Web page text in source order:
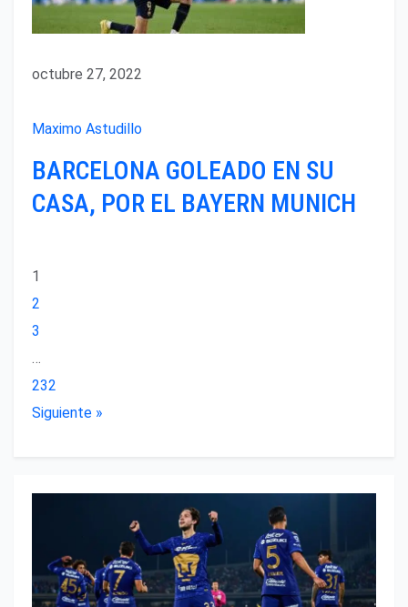
octubre 27, 2022
Maximo Astudillo
BARCELONA GOLEADO EN SU
CASA, POR EL BAYERN MUNICH
1
2
3
…
232
Siguiente »